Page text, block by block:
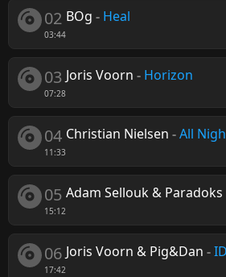
02
03:44
BOg - Heal
03
07:28
Joris Voorn - Horizon
04
11:33
Christian Nielsen -All
05
15:12
Adam Sellouk & Paradoks
06
17:42
Joris Voorn & Pig&Dan -ID